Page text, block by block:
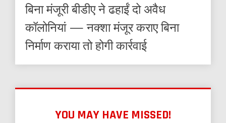
बिना मंजूरी बीडीए ने ढहाईं दो अवैध
कॉलोनियां — नक्शा मंजूर कराए बिना
निर्माण कराया तो होगी कार्रवाई
YOU MAY HAVE MISSED!